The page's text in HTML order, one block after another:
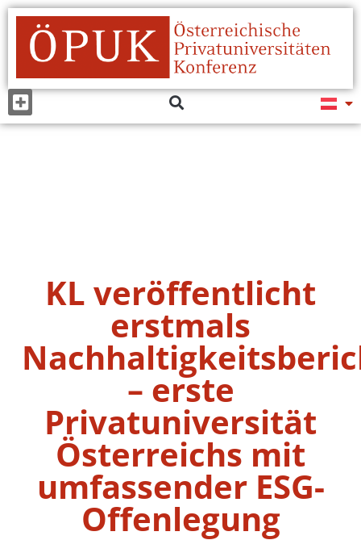
KL veröffentlicht
erstmals
– erste
Privatuniversität
Österreichs mit
umfassender ESG-
Offenlegung